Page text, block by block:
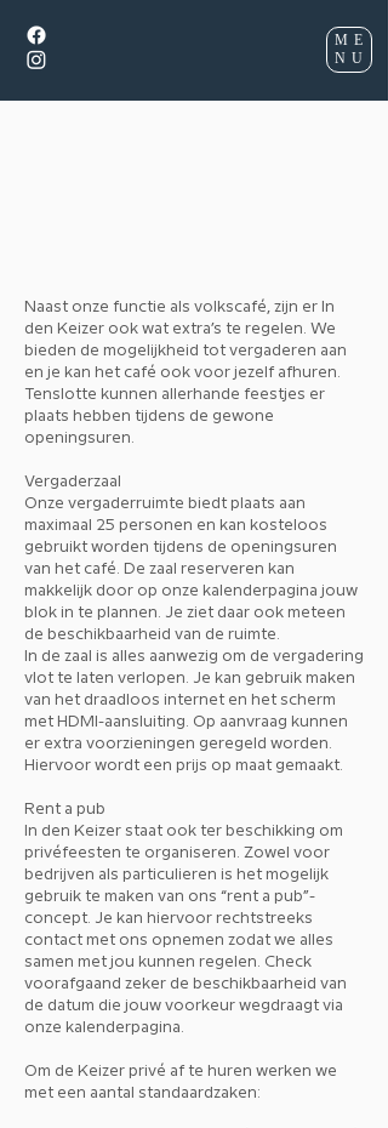
ME
NU
Naast onze functie als volkscafé, zijn er In
den Keizer ook wat extra’s te regelen. We
bieden de mogelijkheid tot vergaderen aan
en je kan het café ook voor jezelf afhuren.
Tenslotte kunnen allerhande feestjes er
plaats hebben tijdens de gewone
openingsuren.
Vergaderzaal
Onze vergaderruimte biedt plaats aan
maximaal 25 personen en kan kosteloos
gebruikt worden tijdens de openingsuren
van het café. De zaal reserveren kan
makkelijk door op onze kalenderpagina jouw
blok in te plannen. Je ziet daar ook meteen
de beschikbaarheid van de ruimte.
In de zaal is alles aanwezig om de vergadering
vlot te laten verlopen. Je kan gebruik maken
van het draadloos internet en het scherm
met HDMI-aansluiting. Op aanvraag kunnen
er extra voorzieningen geregeld worden.
Hiervoor wordt een prijs op maat gemaakt.
Rent a pub
In den Keizer staat ook ter beschikking om
privéfeesten te organiseren. Zowel voor
bedrijven als particulieren is het mogelijk
gebruik te maken van ons “rent a pub”-
concept. Je kan hiervoor rechtstreeks
contact met ons opnemen zodat we alles
samen met jou kunnen regelen. Check
voorafgaand zeker de beschikbaarheid van
de datum die jouw voorkeur wegdraagt via
onze kalenderpagina.
Om de Keizer privé af te huren werken we
met een aantal standaardzaken: